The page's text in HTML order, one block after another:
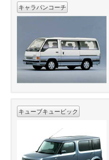
キャラバンコーチ
キューブキュービック